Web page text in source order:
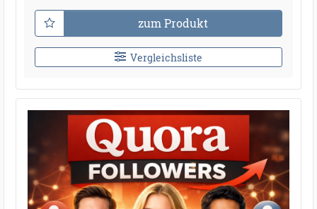
zum Produkt
Vergleichsliste